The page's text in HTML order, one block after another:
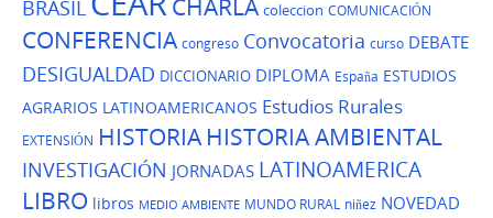
BRASIL CHARLA coleccion COMUNICACIÓN
CONFERENCIA congreso Convocatoria curso DEBATE
DESIGUALDAD DICCIONARIO DIPLOMA España ESTUDIOS
AGRARIOS LATINOAMERICANOS Estudios Rurales
EXTENSIÓN HISTORIA HISTORIA AMBIENTAL
INVESTIGACIÓN JORNADAS LATINOAMERICA
LIBRO libros MEDIO AMBIENTE MUNDO RURAL niñez NOVEDAD